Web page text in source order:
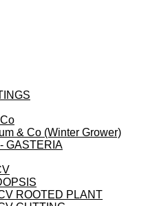
& Co (Winter Grower)
GASTERIA
ROOTED PLANT